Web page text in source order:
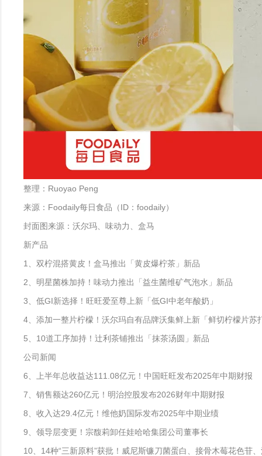
整理：Ruoyao Peng
来源：Foodaily每日食品（ID：foodaily）
封面图来源：沃尔玛、味动力、盒马
新产品
1、双柠混搭黄皮！盒马推出「黄皮爆柠茶」新品
2、明星菌株加持！味动力推出「益生菌维矿气泡水」新品
3、低GI新选择！旺旺爱至尊上新「低GI中老年酸奶」
4、添加一整片柠檬！沃尔玛自有品牌沃集鲜上新「鲜切柠檬片苏
5、10道工序加持！辻利茶铺推出「抹茶汤圆」新品
公司新闻
6、上半年总收益达111.08亿元！中国旺旺发布2025年中期财报
7、销售额达260亿元！明治控股发布2026财年中期财报
8、收入达29.4亿元！维他奶国际发布2025年中期业绩
9、领导层变更！宗馥莉卸任娃哈哈集团公司董事长
10、14种“三新原料”获批！威尼斯镰刀菌蛋白、接骨木莓花色苷